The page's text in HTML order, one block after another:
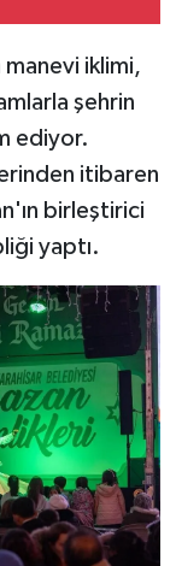
manevi iklimi,
şehrin
ediyor.
itibaren
birleştirici
yaptı.